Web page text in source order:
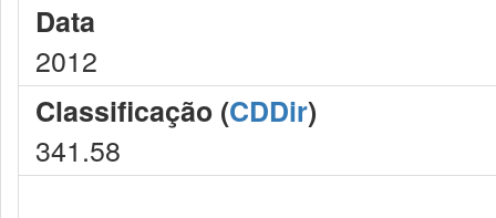
Data
2012
Classificação (CDDir)
341.58